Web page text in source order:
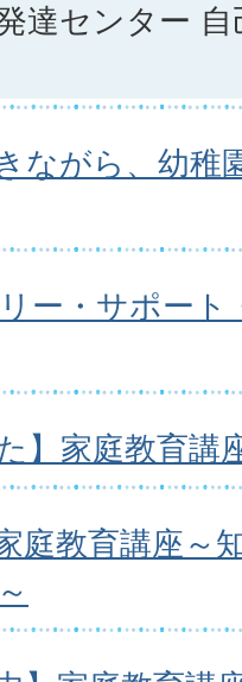
達センター
ながら、幼稚
ー・サポート
】家庭教育講
庭教育講座～